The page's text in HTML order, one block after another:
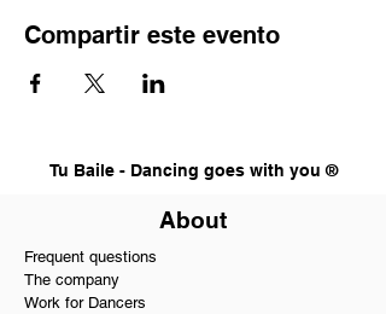
Compartir este evento
Tu Baile - Dancing goes with you ®
About
Frequent questions
The company
Work for Dancers